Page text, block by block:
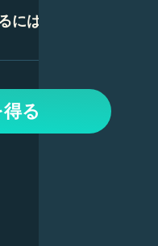
細な解釈を見つける
たが生まれたときに
あなたの出生図で
する態度と、あなた
にはどうすれば
動して、チャートと
を使用して、惑星、
さまざまな側面を調
る